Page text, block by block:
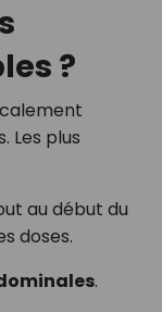
?
Les plus
au début du
doses.
.